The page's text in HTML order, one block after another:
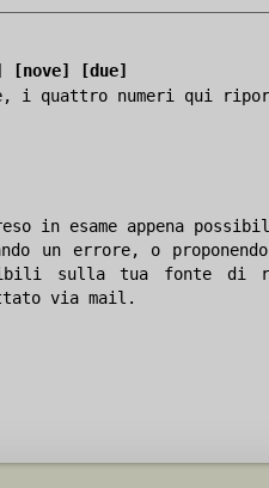
[nove]
[due]
i quattro numeri qui
in esame appena
un errore, o
sulla tua fonte di
via mail.